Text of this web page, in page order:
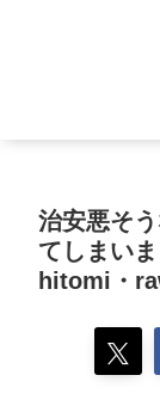
治安悪そ
てしまい
hitomi・